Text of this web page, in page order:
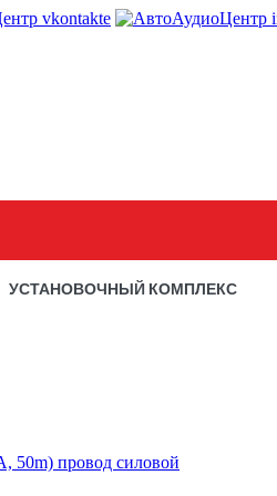
УСТАНОВОЧНЫЙ КОМПЛЕКС